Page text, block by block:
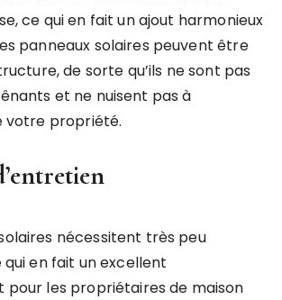
ce qui en fait un ajout harmonieux
panneaux solaires peuvent être
de sorte qu’ils ne sont pas
et ne nuisent pas à
votre propriété.
nécessitent très peu
qui en fait un excellent
pour les propriétaires de maison